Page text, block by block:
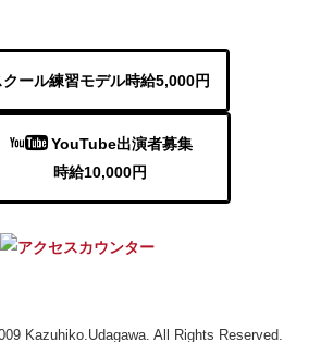
クール練習モデル時給5,000円
YouTube出演者募集
時給10,000円
Kazuhiko.Udagawa. All Rights Reserved.